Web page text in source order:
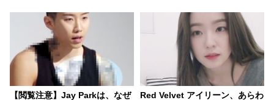
【閲覧注意】Jay Parkは、なぜ
Red Velvet アイリーン、あらわ